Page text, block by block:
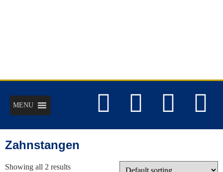
MENU
Zahnstangen
Showing all 2 results